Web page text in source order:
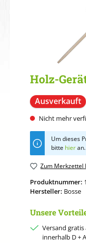
Holz-
Ausverkauft
Nicht mehr
Um dieses
bitte hieran.
Zum Merkzettel
Produktnummer:
Hersteller: Bosse
Unsere
Versand
innerhalb D + A